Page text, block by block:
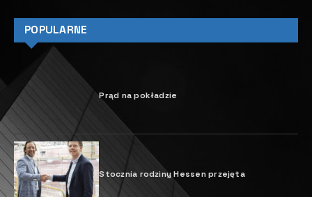
POPULARNE
Prąd na pokładzie
Stocznia rodziny Hessen przejęta